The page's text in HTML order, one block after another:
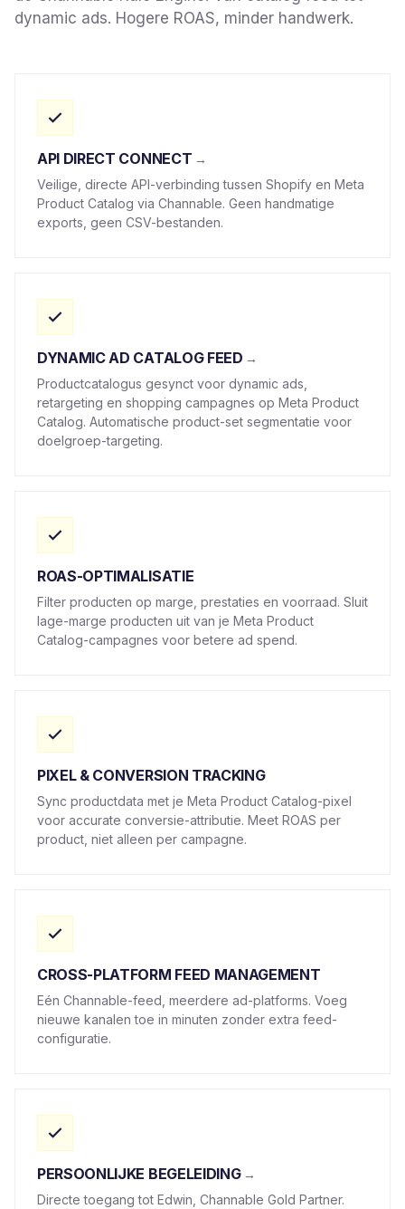
dynamic ads. Hogere ROAS, minder handwerk.
API DIRECT CONNECT
Veilige, directe API-verbinding tussen Shopify en Meta
Product Catalog via Channable. Geen handmatige
exports, geen CSV-bestanden.
DYNAMIC AD CATALOG FEED
Productcatalogus gesynct voor dynamic ads,
retargeting en shopping campagnes op Meta Product
Catalog. Automatische product-set segmentatie voor
doelgroep-targeting.
ROAS-OPTIMALISATIE
Filter producten op marge, prestaties en voorraad. Sluit
lage-marge producten uit van je Meta Product
Catalog-campagnes voor betere ad spend.
PIXEL & CONVERSION TRACKING
Sync productdata met je Meta Product Catalog-pixel
voor accurate conversie-attributie. Meet ROAS per
product, niet alleen per campagne.
CROSS-PLATFORM FEED MANAGEMENT
Eén Channable-feed, meerdere ad-platforms. Voeg
nieuwe kanalen toe in minuten zonder extra feed-
configuratie.
PERSOONLIJKE BEGELEIDING
Directe toegang tot Edwin, Channable Gold Partner.